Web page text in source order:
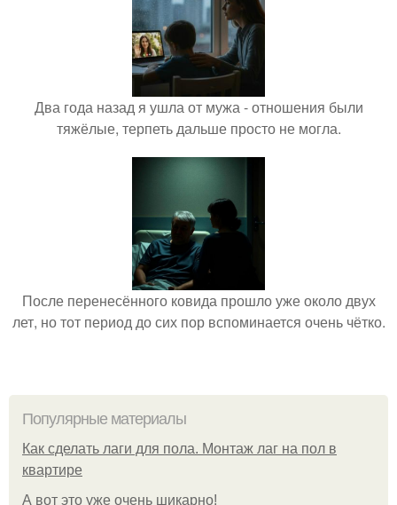
Два года назад я ушла от мужа - отношения были
тяжёлые, терпеть дальше просто не могла.
После перенесённого ковида прошло уже около двух
лет, но тот период до сих пор вспоминается очень чётко.
Популярные материалы
Как сделать лаги для пола. Монтаж лаг на пол в
квартире
А вот это уже очень шикарно!